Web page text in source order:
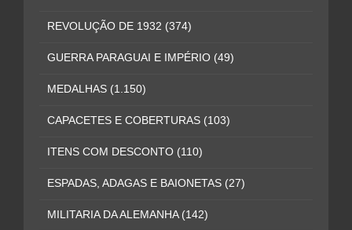
REVOLUÇÃO DE 1932 (374)
GUERRA PARAGUAI E IMPÉRIO (49)
MEDALHAS (1.150)
CAPACETES E COBERTURAS (103)
ITENS COM DESCONTO (110)
ESPADAS, ADAGAS E BAIONETAS (27)
MILITARIA DA ALEMANHA (142)